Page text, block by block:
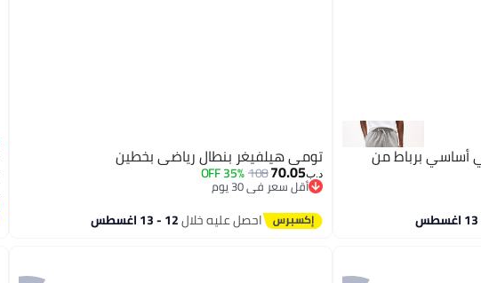
أساسي برباط من تومي هيلفيغر بنطال رياضي بخطين
د.ب‏70.05
108
35% OFF
أقل سعر في 30 يوم
أقل سعر في 30 يوم
احصل عليه خلال12 - 13 اغسطس